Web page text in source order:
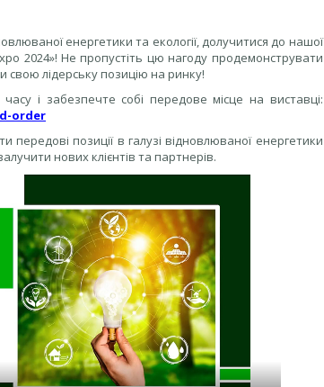
енергетики та екології, долучитися до нашої
2024»! Не пропустіть цю нагоду продемонструвати
свою лідерську позицію на ринку!
і забезпечте собі передове місце на виставці:
order
передові позиції в галузі відновлюваної енергетики
нових клієнтів та партнерів.